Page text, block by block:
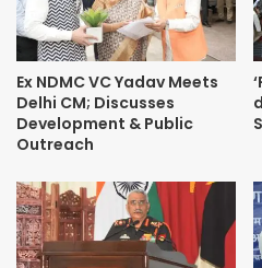
7. श्री कुमार संजय शैदा आराई, अटल
नोएडा अथॉरिटी
8. डॉ. पूरनमल गौड़, अटल शब्द शिल्पी
हरियाणा साहित्य अकादमी के सचिव
9. श्री सुभाष जिंदल, अटल समाज संवर्धन
रोहिणी
Ex NDMC VC Yadav Meets
Delhi CM; Discusses
Development & Public
Outreach